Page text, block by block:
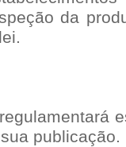
da
publicação.